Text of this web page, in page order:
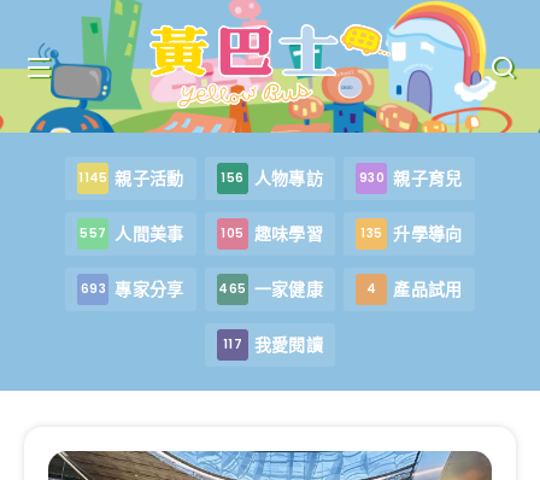
1145 親子活動 156 人物專訪 930 親子育兒
557 人間美事 105 趣味學習 135 升學導向
693 專家分享 465 一家健康 4 產品試用
117 我愛閱讀